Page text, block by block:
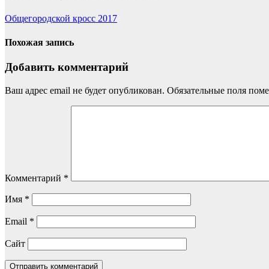
Общегородской кросс 2017
Похожая запись
Добавить комментарий
Ваш адрес email не будет опубликован. Обязательные поля
Комментарий *
Имя *
Email *
Сайт